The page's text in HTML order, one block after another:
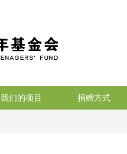
我们的项目 捐赠方式